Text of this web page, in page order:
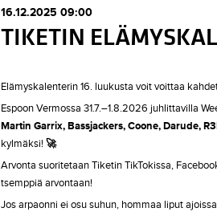
16.12.2025 09:00
TIKETIN
Elämyskalenterin 16. luukusta voit voittaa
Espoon Vermossa 31.7.–1.8.2026 juhlittavilla
Martin Garrix, Bassjackers, Coone, Darude,
kylmäksi! 🚀
Arvonta suoritetaan Tiketin TikTokissa,
tsemppiä arvontaan!
Jos arpaonni ei osu suhun, hommaa liput